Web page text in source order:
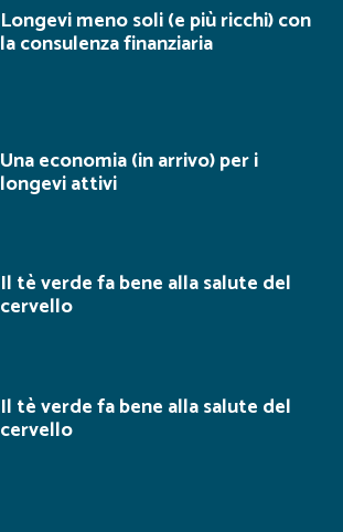
Longevi meno soli (e più ricchi) con
la consulenza finanziaria
Una economia (in arrivo) per i
longevi attivi
Il tè verde fa bene alla salute del
cervello
Il tè verde fa bene alla salute del
cervello